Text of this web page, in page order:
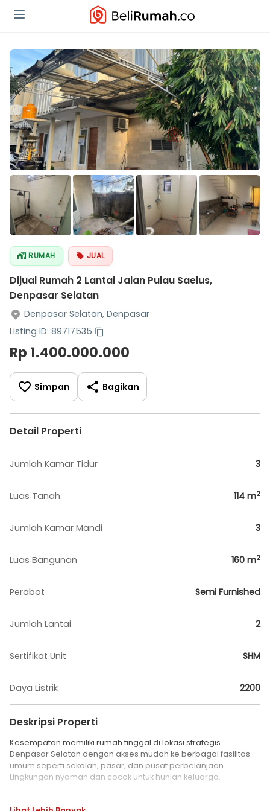
RUMAH JUAL
Dijual Rumah 2 Lantai Jalan Pulau Saelus,
Denpasar Selatan
Denpasar Selatan, Denpasar
Listing ID: 89717535
Rp 1.400.000.000
Simpan Bagikan
Detail Properti
Jumlah Kamar Tidur 3
Luas Tanah 114 m2
Jumlah Kamar Mandi 3
Luas Bangunan 160 m2
Perabot Semi Furnished
Jumlah Lantai 2
Sertifikat Unit SHM
Daya Listrik 2200
Deskripsi Properti
Kesempatan memiliki rumah tinggal di lokasi strategis
Denpasar Selatan dengan akses mudah ke berbagai fasilitas
umum seperti sekolah, pasar, dan pusat perbelanjaan.
Lingkungan nyaman dan cocok untuk hunian keluarga.